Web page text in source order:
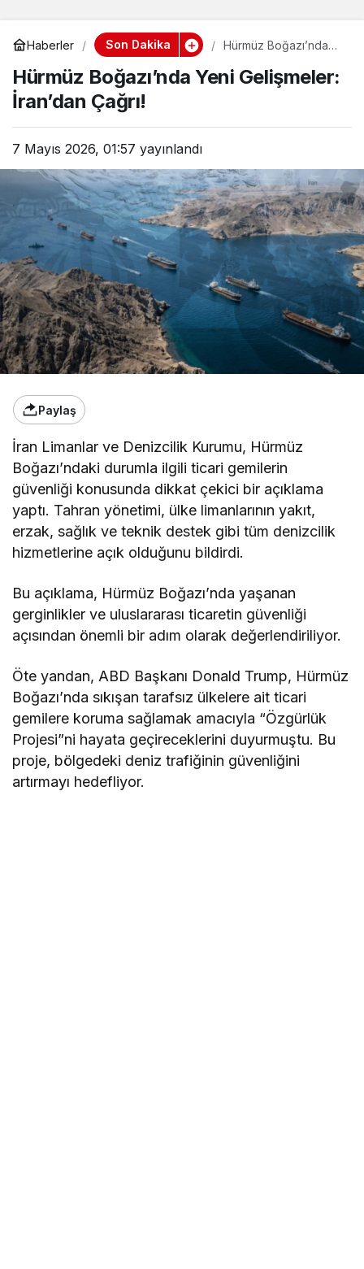
Haberler Son Dakika
Hürmüz Boğazı’nda
İran’dan Çağrı!
Hürmüz Boğazı’nda Yeni Gelişmeler:
İran’dan Çağrı!
7 Mayıs 2026, 01:57 yayınlandı
Paylaş
İran Limanlar ve Denizcilik Kurumu, Hürmüz
Boğazı’ndaki durumla ilgili ticari gemilerin
güvenliği konusunda dikkat çekici bir açıklama
yaptı. Tahran yönetimi, ülke limanlarının yakıt,
erzak, sağlık ve teknik destek gibi tüm denizcilik
hizmetlerine açık olduğunu bildirdi.
Bu açıklama, Hürmüz Boğazı’nda yaşanan
gerginlikler ve uluslararası ticaretin güvenliği
açısından önemli bir adım olarak değerlendiriliyor.
Öte yandan, ABD Başkanı Donald Trump, Hürmüz
Boğazı’nda sıkışan tarafsız ülkelere ait ticari
gemilere koruma sağlamak amacıyla “Özgürlük
Projesi”ni hayata geçireceklerini duyurmuştu. Bu
proje, bölgedeki deniz trafiğinin güvenliğini
artırmayı hedefliyor.